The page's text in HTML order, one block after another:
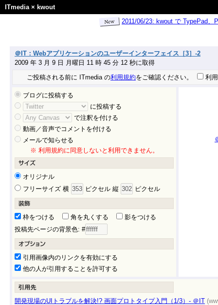
ITmedia× kwout
2011/06/23: kwout で TypePad
＠IT：Webアプリケーションのユーザーインターフェイス［3］-2
2009 年 3 月 9 日 月曜日 11 時 45 分 12 秒に取得
ご投稿される前に ITmedia の利用規約をご確認ください。 利
ブログに投稿する
に投稿する
で注釈を付ける
動画／音声でコメントを付ける
メールで知らせる
※ 利用規約に同意しないと利用できません。
オリジナル
フリーサイズ 横
ピクセル 縦 ピクセル
枠をつける 角を丸くする
影をつける
投稿先ページの背景色: #
引用画像内のリンクを有効にする
他の人が引用することを許可する
開発現場のUIトラブルを解決!? 画面プロトタイプ入門（1/3）- ＠IT